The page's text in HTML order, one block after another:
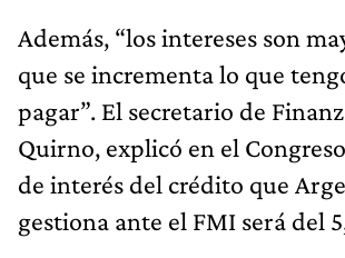
Además, “los intereses son
que se incrementa lo que
pagar”. El secretario de
Quirno, explicó en el
de interés del crédito que
gestiona ante el FMI será del